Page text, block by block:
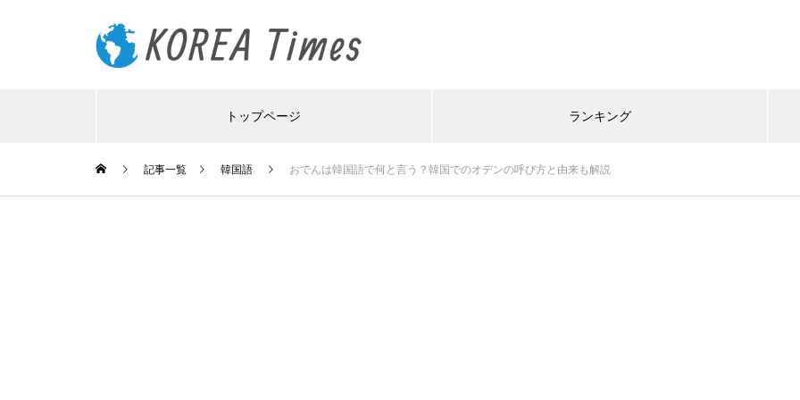
トップページ ランキング
記事一覧 韓国語 おでんは韓国語で何と言う？韓国でのオデンの呼び方と由来も解説